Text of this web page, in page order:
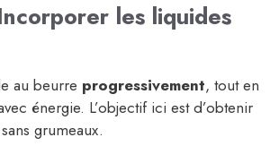
les liquides
au beurre progressivement, tout en
énergie. L’objectif ici est d’obtenir
grumeaux.